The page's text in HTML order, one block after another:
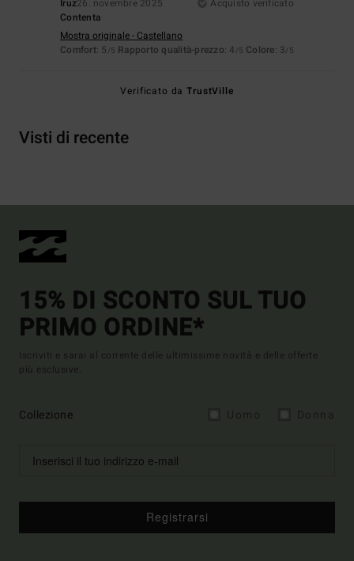
Iruz26. novembre 2025
Acquisto verificato
Contenta
Mostra originale - Castellano
Comfort: 5 /5 Rapporto qualità-prezzo: 4 /5 Colore: 3/5
Verificato daTrustVille
Visti di recente
15% DI SCONTO SUL TUO
PRIMO ORDINE*
Iscriviti e sarai al corrente delle ultimissime novità e delle offerte
più esclusive.
Collezione
Registrarsi